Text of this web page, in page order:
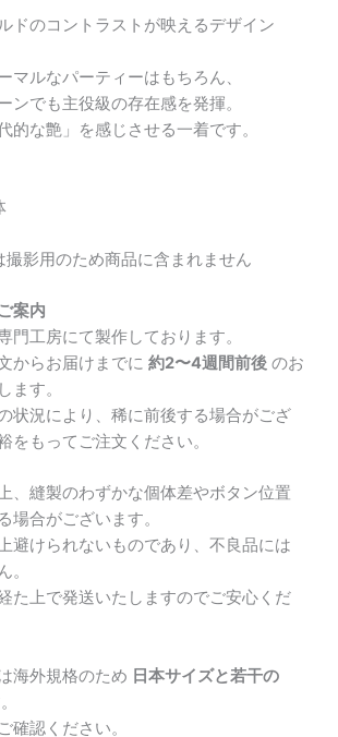
ドのコントラストが映えるデザイン
マルなパーティーはもちろん、
ンでも主役級の存在感を発揮。
的な艶」を感じさせる一着です。
撮影用のため商品に含まれません
案内
門工房にて製作しております。
からお届けまでに 約2〜4週間前後 のお
ます。
状況により、稀に前後する場合がござ
をもってご注文ください。
、縫製のわずかな個体差やボタン位置
場合がございます。
避けられないものであり、不良品には
。
た上で発送いたしますのでご安心くだ
海外規格のため 日本サイズと若干の
確認ください。